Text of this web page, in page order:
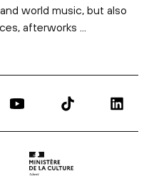
world music, but also
afterworks ...
Ministère de la culture